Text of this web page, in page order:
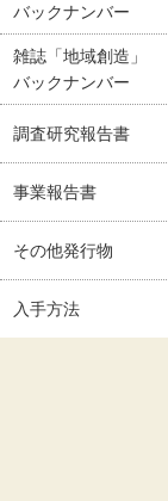
バックナンバー
雑誌「地域創造」
バックナンバー
調査研究報告書
事業報告書
その他発行物
入手方法